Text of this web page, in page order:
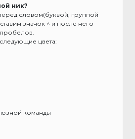
ник?
словом(буквой, группой
значок ^ и после него
цвета:
команды